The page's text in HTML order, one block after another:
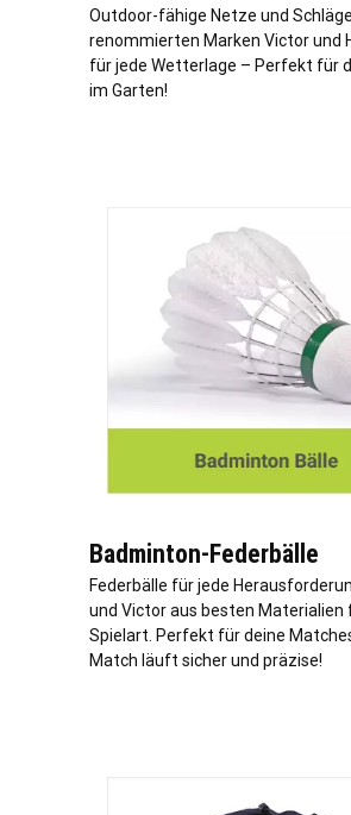
Outdoor-fähige Netze und
renommierten Marken Victor und
für jede Wetterlage – Perfekt für
im Garten!
Badminton-Federbälle
Federbälle für jede
und Victor aus besten Materialien
Spielart. Perfekt für deine
Match läuft sicher und präzise!